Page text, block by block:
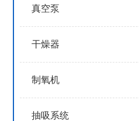
真空泵
干燥器
制氧机
抽吸系统